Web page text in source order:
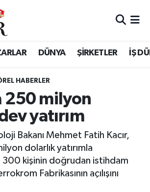
DÜNYA ŞİRKETLER İŞ
HABERLER
250 milyon
yatırım
Bakanı Mehmet Fatih Kacır,
dolarlık yatırımla
300 kişinin doğrudan istihdam
Fabrikasının açılışını
Haberleri